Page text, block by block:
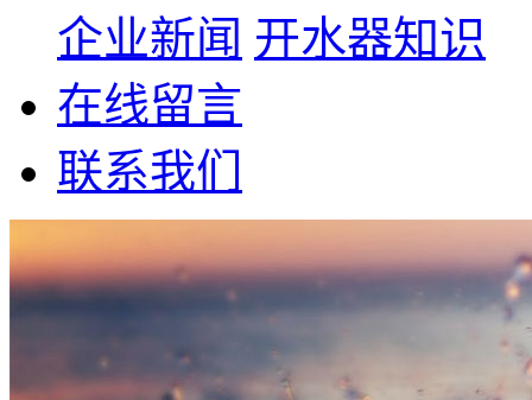
企业新闻 开水器知识
在线留言
联系我们